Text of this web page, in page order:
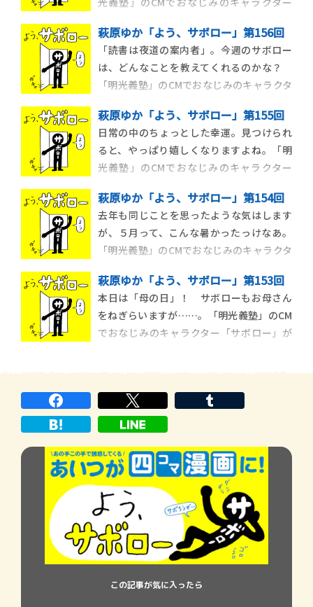
更新。あなたを怠惰な世界に誘います。
萩原ゆか「よう、サボロー」第156回
「読書は夜道の案内者」。今週のサボロー
は、どんなことを教えてくれるのかな？
「明光義塾」のCMでおなじみのキャラクタ
曜更新。あなたを怠惰な世界に誘います。
萩原ゆか「よう、サボロー」第155回
日常の中のちょっとした幸運。見つけられ
ると、やっぱり嬉しくなりますよね。「明
光義塾」のCMでおなじみのキャラクター
更新。あなたを怠惰な世界に誘います。
萩原ゆか「よう、サボロー」第154回
去年も同じことを思ったような気はします
が、５月って、こんな暑かったっけなあ。
「明光義塾」のCMでおなじみのキャラクタ
曜更新。あなたを怠惰な世界に誘います。
萩原ゆか「よう、サボロー」第153回
本日は「母の日」！ サボローもお母さん
をねぎらいますが……。「明光義塾」のCM
でおなじみのキャラクター「サボロー」が
この記事が気に入ったら